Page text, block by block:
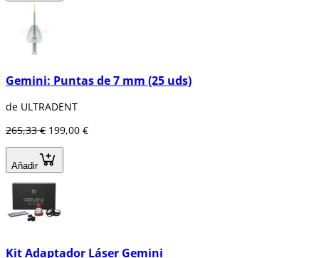
Gemini: Puntas de 7 mm (25 uds)
de ULTRADENT
265,33 € 199,00 €
Añadir
Kit Adaptador Láser Gemini